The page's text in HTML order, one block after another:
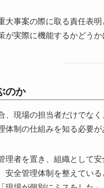
大事案の際に取る責任表
実際に機能するかどうか
のか
、現場の担当者だけでな
制の仕組みを知る必要が
理者を置き、組織として
安全管理体制を整えてい